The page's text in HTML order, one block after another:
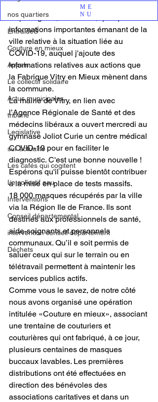
ME
NU
nos quartiers
EntraideS
Couture en mieux
Appels
Le collectif solidaire
Actus municipales
tribune
Legislative
sur actualité
Les cafés qui cogitent
Le collectif eau
Interventions
Conseil départemental
intervention conseil département
Déchets
Je partage ici, avec vous, quelques
informations importantes émanant de la
ville relative à la situation liée au
COVID-19, auquel j'ajoute des
informations relatives aux actions que
la Fabrique Vitry en Mieux mènent dans
la commune.
La mairie de Vitry, en lien avec
l’Agence Régionale de Santé et des
médecins libéraux a ouvert mercredi au
gymnase Joliot Curie un centre médical
COVID-19 pour en faciliter le
diagnostic. C'est une bonne nouvelle !
Espérons qu'il puisse bientôt contribuer
à la mise en place de tests massifs.
18 000 masques récupérés par la ville
via la Région Ile de France. Ils sont
destinés aux professionnels de santé,
aide-soignants et personnels
communaux. Qu’il e soit permis de
saluer ceux qui sur le terrain ou en
télétravail permettent à maintenir les
services publics actifs.
Comme vous le savez, de notre côté
nous avons organisé une opération
intitulée «Couture en mieux», associant
une trentaine de couturiers et
couturières qui ont fabriqué, à ce jour,
plusieurs centaines de masques
buccaux lavables. Les premières
distributions ont été effectuées en
direction des bénévoles des
associations caritatives et dans un